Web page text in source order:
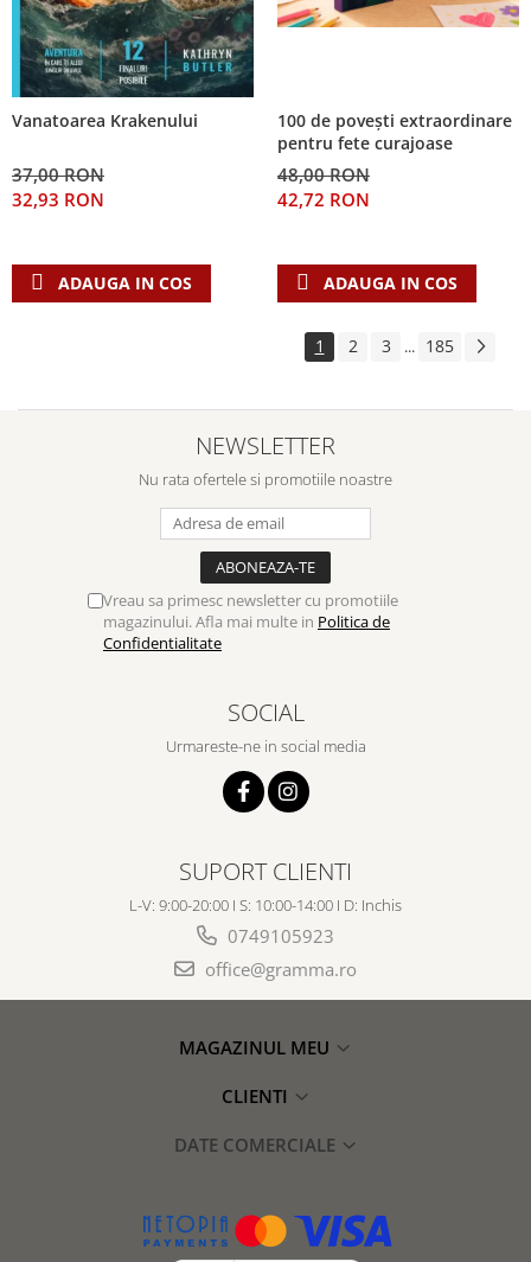
Vanatoarea Krakenului
37,00 RON
32,93 RON
ADAUGA IN COS
100 de povești extraordinare
pentru fete curajoase
48,00 RON
42,72 RON
ADAUGA IN COS
1 2 3 ... 185
NEWSLETTER
Nu rata ofertele si promotiile noastre
Vreau sa primesc newsletter cu promotiile
magazinului. Afla mai multe in Politica de
Confidentialitate
SOCIAL
Urmareste-ne in social media
SUPORT CLIENTI
L-V: 9:00-20:00 I S: 10:00-14:00 I D: Inchis
0749105923
office@gramma.ro
MAGAZINUL MEU
CLIENTI
DATE COMERCIALE